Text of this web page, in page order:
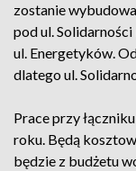
zostanie
pod ul.
ul. Energetyków.
dlatego ul.
Prace przy
roku. Będą
będzie z budżetu